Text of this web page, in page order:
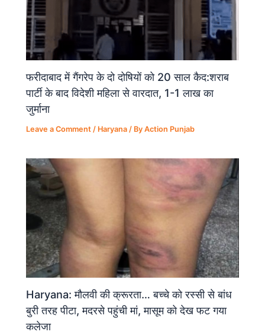
फरीदाबाद में गैंगरेप के दो दोषियों को 20 साल कैद:शराब
पार्टी के बाद विदेशी महिला से वारदात, 1-1 लाख का
जुर्माना
Leave a Comment / Haryana / ByAction Punjab
Haryana: मौलवी की क्रूरता… बच्चे को रस्सी से बांध
बुरी तरह पीटा, मदरसे पहुंची मां, मासूम को देख फट गया
कलेजा